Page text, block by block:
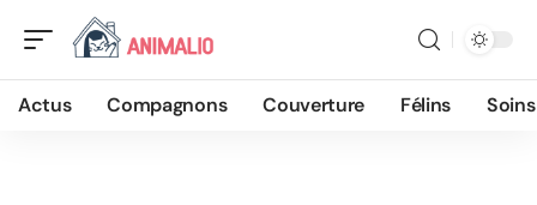
Actus Compagnons Couverture Félins Soins